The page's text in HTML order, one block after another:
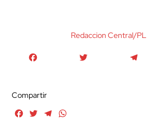
Redaccion Central/PL
Compartir
FacebookTwitterTelegram